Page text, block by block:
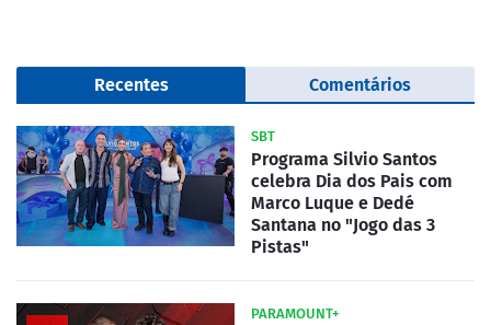
Recentes Comentários
SBT
Programa Silvio Santos
celebra Dia dos Pais com
Marco Luque e Dedé
Santana no "Jogo das 3
Pistas"
PARAMOUNT+